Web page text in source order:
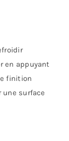
en appuyant
finition
une surface